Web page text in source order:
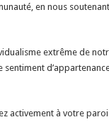
en nous
extrême de
activement à votre